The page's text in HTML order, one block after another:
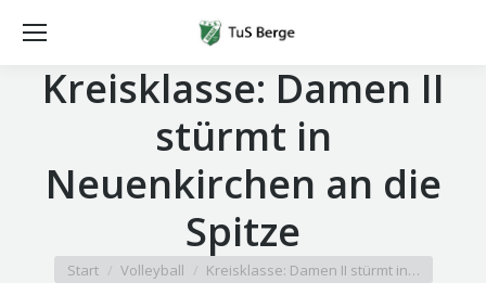
Kreisklasse: Damen II
stürmt in
Neuenkirchen an die
Spitze
Sie befinden sich hier:
Start Volleyball Kreisklasse: Damen II stürmt in…